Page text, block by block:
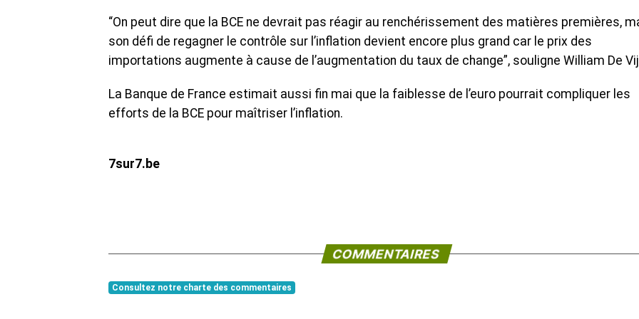
“On peut dire que la BCE ne devrait pas réagir au renchérissement des matières premières,
son défi de regagner le contrôle sur l’inflation devient encore plus grand car le prix des
importations augmente à cause de l’augmentation du taux de change”, souligne William De
La Banque de France estimait aussi fin mai que la faiblesse de l’euro pourrait compliquer les
efforts de la BCE pour maîtriser l’inflation.
7sur7.be
COMMENTAIRES
Consultez notre charte des commentaires